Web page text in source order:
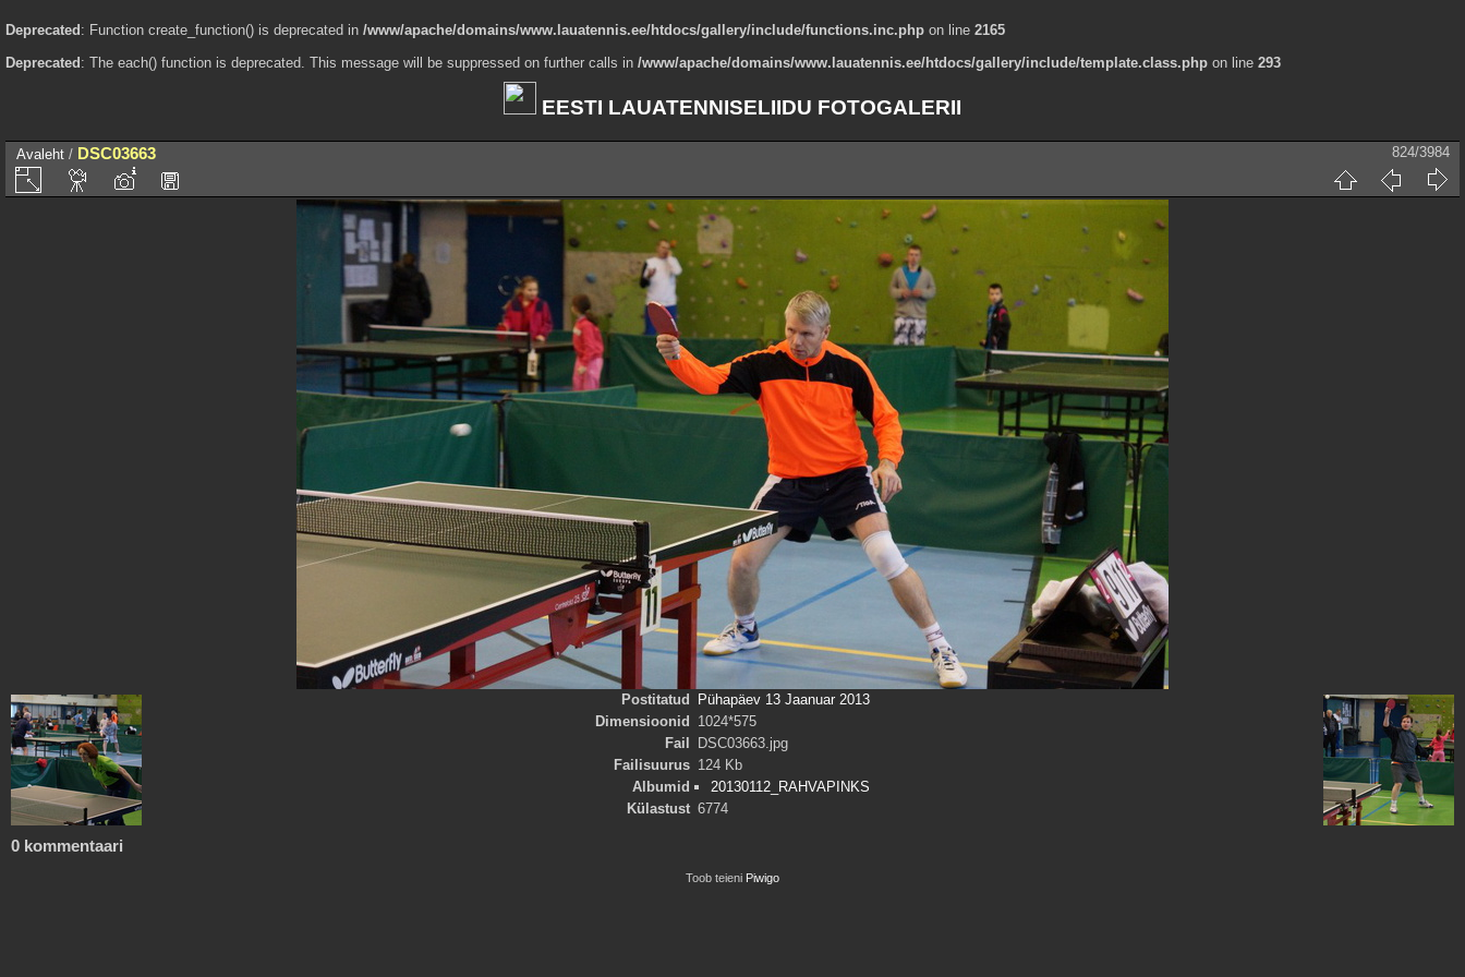
Deprecated : Function create_function() is deprecated in /www/apache/domains/www.lauatennis.ee/htdocs/gallery/include/functions.inc.php on line 2165
Deprecated : The each() function is deprecated. This message will be suppressed on further calls in /www/apache/domains/www.lauatennis.ee/htdocs/gallery/include/template.class.php on line 293
EESTI LAUATENNISELIIDU FOTOGALERII
Avaleht / DSC03663 824/3984
Postitatud
Pühapäev 13 Jaanuar 2013
Dimensioonid
1024*575
Fail
DSC03663.jpg
Failisuurus 124 Kb
Albumid
20130112_RAHVAPINKS
Külastust 6774
0 kommentaari
Toob teieni Piwigo